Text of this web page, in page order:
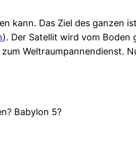
kann. Das Ziel des ganzen
). Der Satellit wird vom Boden
Weltraumpannendienst.
Babylon 5?